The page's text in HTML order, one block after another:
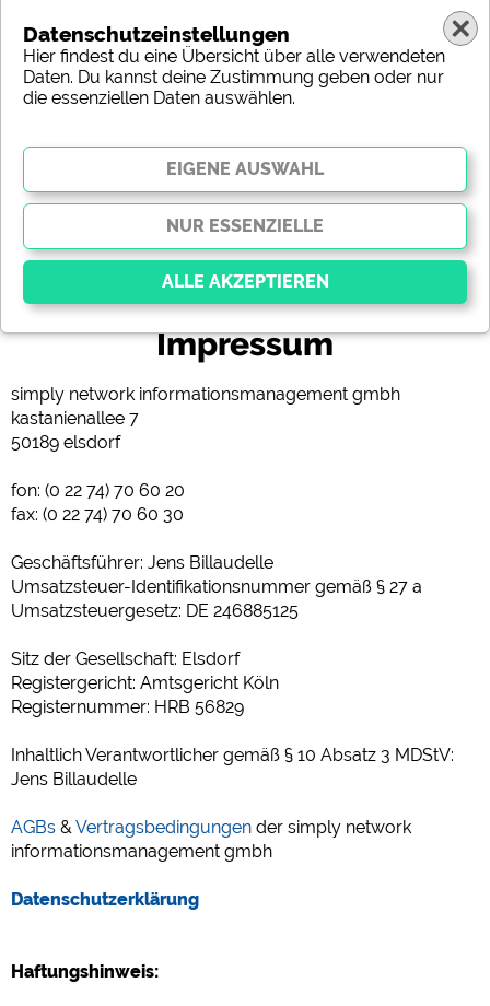
(c) shutterstock
Impressum
simply network informationsmanagement gmbh
kastanienallee 7
50189 elsdorf
fon: (0 22 74) 70 60 20
fax: (0 22 74) 70 60 30
Geschäftsführer: Jens Billaudelle
Umsatzsteuer-Identifikationsnummer gemäß § 27 a
Umsatzsteuergesetz: DE 246885125
Sitz der Gesellschaft: Elsdorf
Registergericht: Amtsgericht Köln
Registernummer: HRB 56829
Inhaltlich Verantwortlicher gemäß § 10 Absatz 3 MDStV:
Jens Billaudelle
AGBs & Vertragsbedingungen der simply network
informationsmanagement gmbh
Datenschutzerklärung
Haftungshinweis:
Datenschutzeinstellungen
Hier findest du eine Übersicht über alle verwendeten
Daten. Du kannst deine Zustimmung geben oder nur
die essenziellen Daten auswählen.
Funktionen und sind für die einwandfreie Funktion
der Website dringend erforderlich. Ohne diese
Cookies werden Teile der Website
Social Media
Campingplatzvorschau (Vorschau der Internetseiten von
Campingplätzen)
siehe Datenschutzerklärung des jeweiligen Anbieters
https://www.facebook.com/about/privacy/
YouTube (Videos von Campingplätzen)
https://policies.google.com/privacy
https://policies.google.com/privacy
https://policies.google.com/privacy
Statistiken